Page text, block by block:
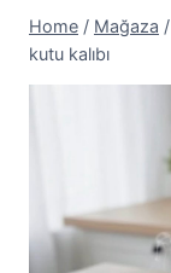
Home / Mağaza /
kutu kalıbı